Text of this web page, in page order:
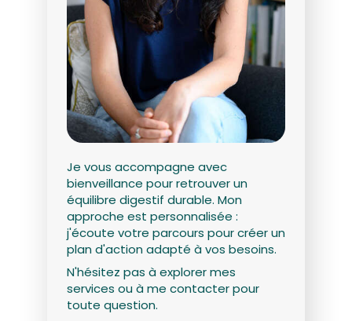
Je vous accompagne avec
bienveillance pour retrouver un
équilibre digestif durable. Mon
approche est personnalisée :
j'écoute votre parcours pour créer un
plan d'action adapté à vos besoins.
N'hésitez pas à explorer mes
services ou à me contacter pour
toute question.